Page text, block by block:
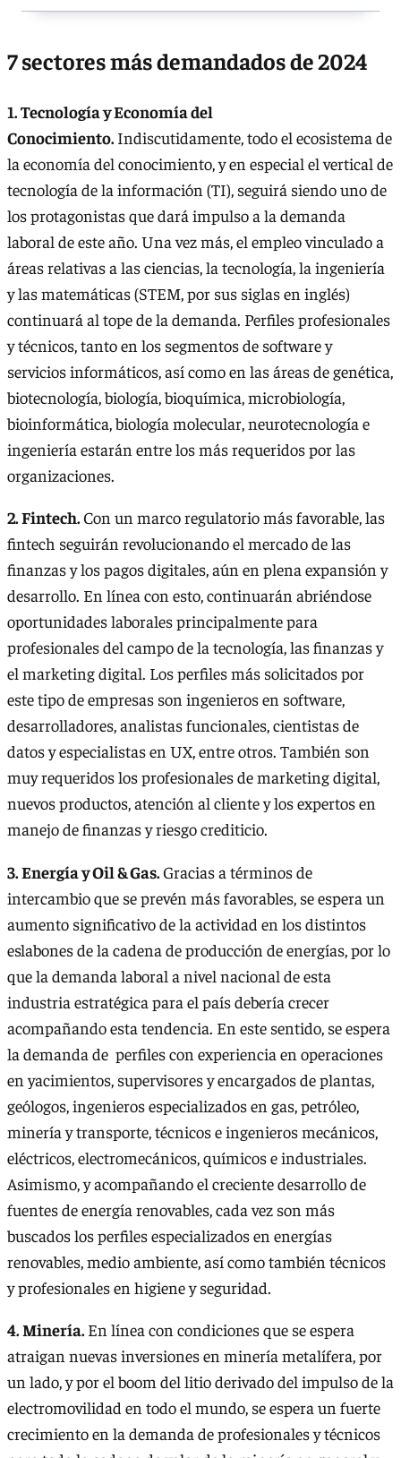
7 sectores más demandados de 2024
1. Tecnología y Economía del
Conocimiento.Indiscutidamente, todo el ecosistema de
la economía del conocimiento, y en especial el vertical de
tecnología de la información (TI), seguirá siendo uno de
los protagonistas que dará impulso a la demanda
laboral de este año. Una vez más, el empleo vinculado a
áreas relativas a las ciencias, la tecnología, la ingeniería
y las matemáticas (STEM, por sus siglas en inglés)
continuará al tope de la demanda. Perfiles profesionales
y técnicos, tanto en los segmentos de software y
servicios informáticos, así como en las áreas de genética,
biotecnología, biología, bioquímica, microbiología,
bioinformática, biología molecular, neurotecnología e
ingeniería estarán entre los más requeridos por las
organizaciones.
2. Fintech.Con un marco regulatorio más favorable, las
fintech seguirán revolucionando el mercado de las
finanzas y los pagos digitales, aún en plena expansión y
desarrollo. En línea con esto, continuarán abriéndose
oportunidades laborales principalmente para
profesionales del campo de la tecnología, las finanzas y
el marketing digital. Los perfiles más solicitados por
este tipo de empresas son ingenieros en software,
desarrolladores, analistas funcionales, cientistas de
datos y especialistas en UX, entre otros. También son
muy requeridos los profesionales de marketing digital,
nuevos productos, atención al cliente y los expertos en
manejo de finanzas y riesgo crediticio.
3. Energía y Oil & Gas.Gracias a términos de
intercambio que se prevén más favorables, se espera un
aumento significativo de la actividad en los distintos
eslabones de la cadena de producción de energías, por lo
que la demanda laboral a nivel nacional de esta
industria estratégica para el país debería crecer
acompañando esta tendencia. En este sentido, se espera
la demanda de perfiles con experiencia en operaciones
en yacimientos, supervisores y encargados de plantas,
geólogos, ingenieros especializados en gas, petróleo,
minería y transporte, técnicos e ingenieros mecánicos,
eléctricos, electromecánicos, químicos e industriales.
Asimismo, y acompañando el creciente desarrollo de
fuentes de energía renovables, cada vez son más
buscados los perfiles especializados en energías
renovables, medio ambiente, así como también técnicos
y profesionales en higiene y seguridad.
4. Minería.En línea con condiciones que se espera
atraigan nuevas inversiones en minería metalífera, por
un lado, y por el boom del litio derivado del impulso de la
electromovilidad en todo el mundo, se espera un fuerte
crecimiento en la demanda de profesionales y técnicos